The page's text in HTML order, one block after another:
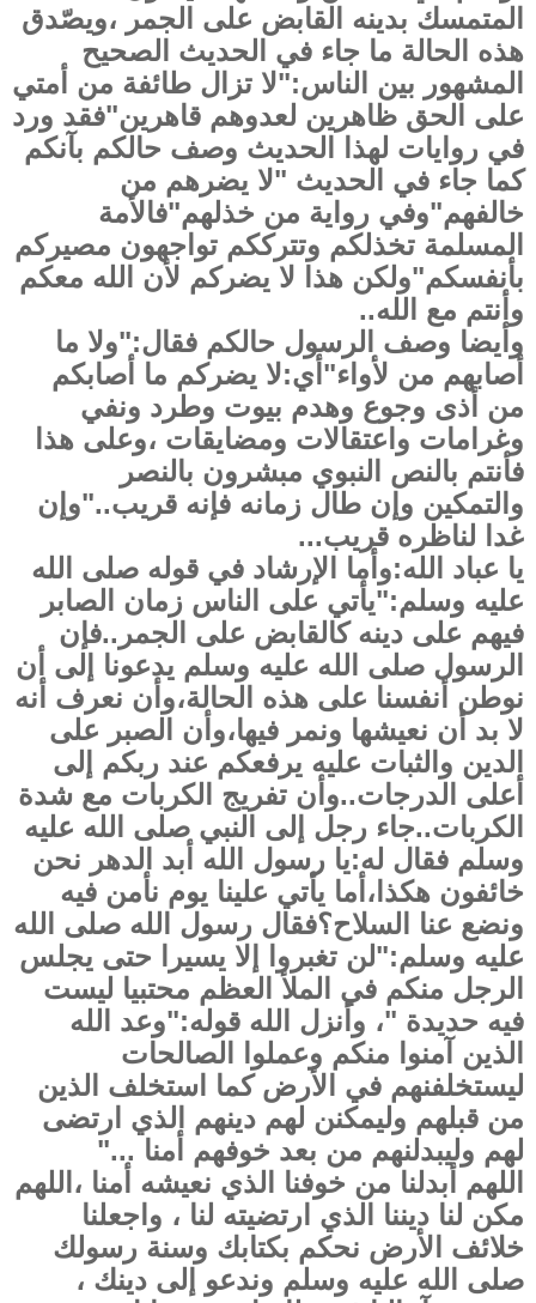
المتمسك بدينه القابض على الجمر ،ويصّدق
هذه الحالة ما جاء في الحديث الصحيح
المشهور بين الناس:"لا تزال طائفة من أمتي
على الحق ظاهرين لعدوهم قاهرين"فقد ورد
في روايات لهذا الحديث وصف حالكم بآنكم
كما جاء في الحديث "لا يضرهم من
خالفهم"وفي رواية من خذلهم"فالأمة
المسلمة تخذلكم وتترككم تواجهون مصيركم
بأنفسكم"ولكن هذا لا يضركم لأن الله معكم
وأنتم مع الله..
وأيضا وصف الرسول حالكم فقال:"ولا ما
أصابهم من لأواء"أي:لا يضركم ما أصابكم
من أذى وجوع وهدم بيوت وطرد ونفي
وغرامات واعتقالات ومضايقات ،وعلى هذا
فأنتم بالنص النبوي مبشرون بالنصر
والتمكين وإن طال زمانه فإنه قريب.."وإن
غدا لناظره قريب...
يا عباد الله:وأما الإرشاد في قوله صلى الله
عليه وسلم:"يأتي على الناس زمان الصابر
فيهم على دينه كالقابض على الجمر..فإن
الرسول صلى الله عليه وسلم يدعونا إلى أن
نوطن أنفسنا على هذه الحالة،وأن نعرف أنه
لا بد أن نعيشها ونمر فيها،وأن الصبر على
الدين والثبات عليه يرفعكم عند ربكم إلى
أعلى الدرجات..وأن تفريج الكربات مع شدة
الكربات..جاء رجل إلى النبي صلى الله عليه
وسلم فقال له:يا رسول الله أبد الدهر نحن
خائفون هكذا،أما يأتي علينا يوم نأمن فيه
ونضع عنا السلاح؟فقال رسول الله صلى الله
عليه وسلم:"لن تغبروا إلا يسيرا حتى يجلس
الرجل منكم في الملأ العظم محتبيا ليست
فيه حديدة "، وأنزل الله قوله:"وعد الله
الذين آمنوا منكم وعملوا الصالحات
ليستخلفنهم في الأرض كما استخلف الذين
من قبلهم وليمكنن لهم دينهم الذي ارتضى
لهم وليبدلنهم من بعد خوفهم أمنا ..."
اللهم أبدلنا من خوفنا الذي نعيشه أمنا ،اللهم
مكن لنا ديننا الذي ارتضيته لنا ، واجعلنا
خلائف الأرض نحكم بكتابك وسنة رسولك
صلى الله عليه وسلم وندعو إلى دينك ،